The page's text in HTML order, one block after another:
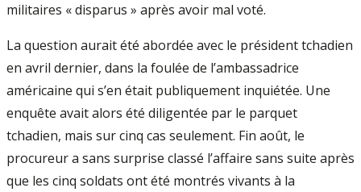
militaires « disparus » après avoir mal voté.
La question aurait été abordée avec le pré­sident tchadien
en avril dernier, dans la fou­lée de l’ambassadrice
américaine qui s’en était publiquement inquiétée. Une
enquête avait alors été diligentée par le parquet
tchadien, mais sur cinq cas seulement. Fin août, le
procureur a sans surprise classé l’affaire sans suite après
que les cinq soldats ont été montrés vivants à la